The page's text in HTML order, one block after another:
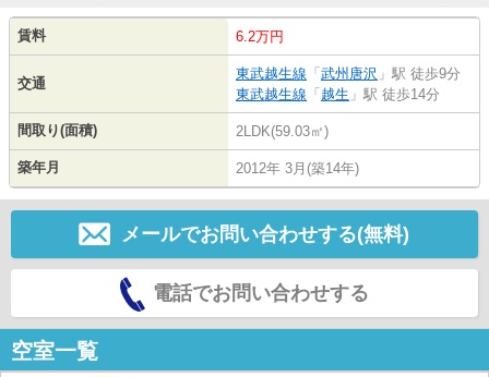
賃料 6.2万円
交通
東武越生線 「 武州唐沢 」駅 徒歩9分
東武越生線 「 越生 」駅 徒歩14分
間取り(面積) 2LDK(59.03㎡)
築年月 2012年 3月(築14年)
メールでお問い合わせする(無料)
電話でお問い合わせする
空室一覧